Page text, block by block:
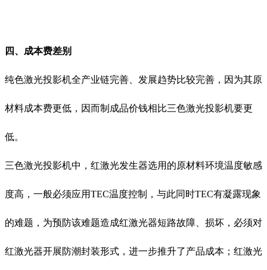
四、成本费差别
纯色激光投影机全产业链完善、发展趋势比较完善，因为其原
材料成本费更低，因而制成品价钱相比三色激光投影机要更
低。
三色激光投影机中，红激光发生器选用的原材料环境温度敏感
度高，一般必须应用TEC温度控制，与此同时TEC有凝露现象
的难题，为预防该难题造成红激光器短路故障、损坏，必须对
红激光器开展防潮封装形式，进一步推升了产品成本；红激光